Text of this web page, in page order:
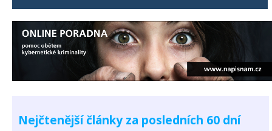
Nejčtenější články za posledních 60 dní